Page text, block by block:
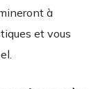
à
et vous